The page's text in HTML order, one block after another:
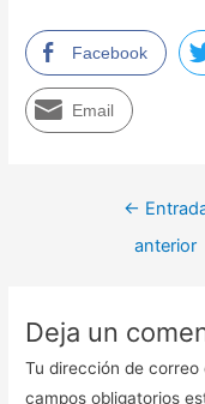
Facebook
Email
←
anterior
Deja un
Tu dirección de
campos obligatorios